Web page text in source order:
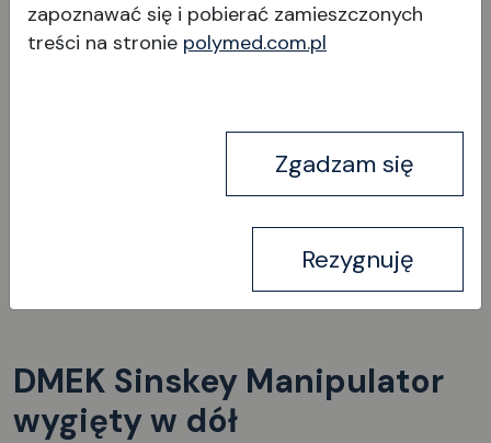
Wyświetl produkt
DMEK Sinskey Manipulator
wygięty w dół
zapoznawać się i pobierać zamieszczonych
treści na stronie polymed.com.pl
Zgadzam się
Rezygnuję